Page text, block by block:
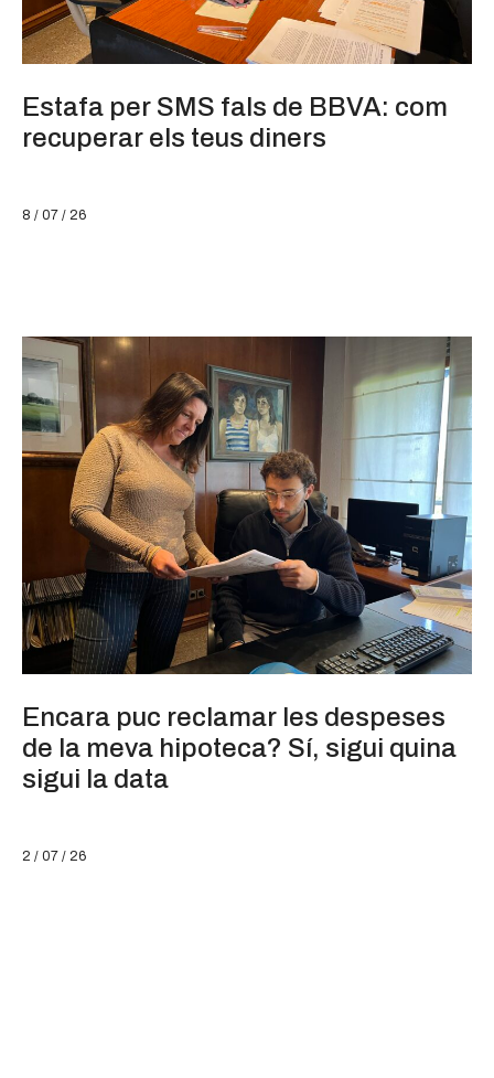
Estafa per SMS fals de BBVA: com
recuperar els teus diners
8 / 07 / 26
Encara puc reclamar les despeses
de la meva hipoteca? Sí, sigui quina
sigui la data
2 / 07 / 26